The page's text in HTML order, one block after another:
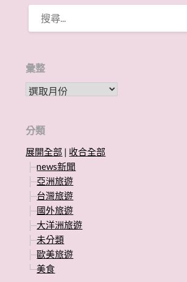
搜
字:
彙整
彙整
分類
展開全部 | 收合全部
news新聞
亞洲旅遊
台灣旅遊
國外旅遊
大洋洲旅遊
未分類
歐美旅遊
美食